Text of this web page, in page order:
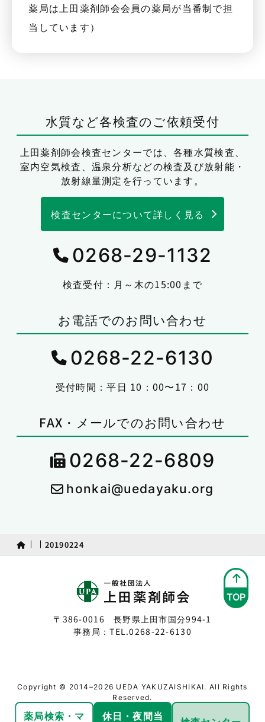
薬局は上田薬剤師会会員の薬局が当番制で担
当しています）
水質など各検査のご依頼受付
上田薬剤師会検査センターでは、各種水質検査、
室内空気検査、温泉分析などの検査及び放射能・
放射線量測定を行っています。
検査センターについて詳しく見る
0268-29-1132
検査受付：月～木の15:00まで
お電話でのお問い合わせ
0268-22-6130
受付時間：平日 10：00〜17：00
FAX・メールでのお問い合わせ
0268-22-6809
honkai@uedayaku.org
20190224
薬局検索・ マ 休日・夜間当
TOP
〒386-0016 長野県上田市国分994-1
事務局：TEL.0268-22-6130
Copyright © 2014–2026 UEDA YAKUZAISHIKAI. All Rights
Reserved.